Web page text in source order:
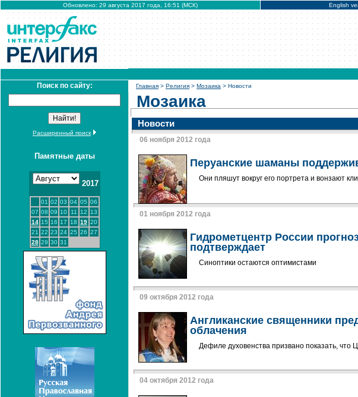
Обновлено: 29 августа 2017 года, 16:51 (МСК) English
Поиск по сайту:
Расширенный поиск
Памятные даты
2017
01 02 03 04 05 06
07 08 09 10 11 12
13
14 15 16 17 18 19 20
21 22 23 24 25 26 27
28 29 30 31
Главная > Религия > Мозаика > Новости
Мозаика
Новости
06 ноября 2012 года
Перуанские шаманы
Они пляшут вокруг его портрета и вонзают
01 ноября 2012 года
Гидрометцентр России
подтверждает
Синоптики остаются оптимистами
09 октября 2012 года
Англиканские священники
облачения
Дефиле духовенства призвано показать, что
04 октября 2012 года